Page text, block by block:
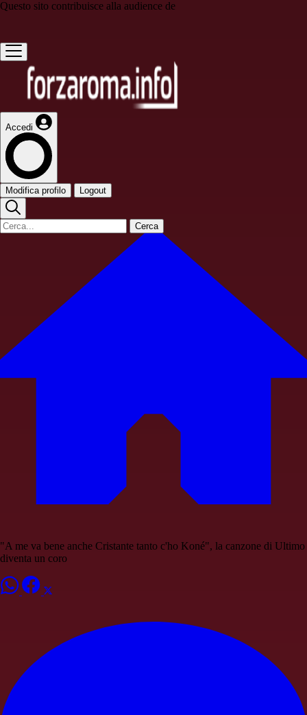
Questo sito contribuisce alla audience de
Accedi
Modifica profilo Logout
Cerca
"A me va bene anche Cristante tanto c'ho Koné", la canzone di Ultimo
diventa un coro